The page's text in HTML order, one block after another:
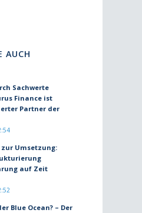
AUCH
Sachwerte
Finance ist
Partner der
Umsetzung:
auf Zeit
Blue Ocean? – Der